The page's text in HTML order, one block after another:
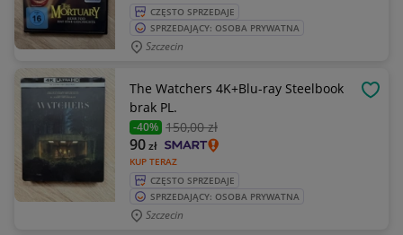
CZĘSTO SPRZEDAJE
SPRZEDAJĄCY: OSOBA PRYWATNA
Szczecin
The Watchers 4K+Blu-ray Steelbook
brak PL.
-40% 150,00 zł
KUP TERAZ
90zł
CZĘSTO SPRZEDAJE
SPRZEDAJĄCY: OSOBA PRYWATNA
Szczecin